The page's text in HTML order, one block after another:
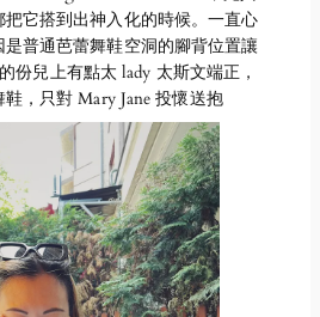
它搭到出神入化的時候。一直心
普通芭蕾舞鞋空洞的腳背位置讓
份兒上有點太 lady 太斯文端正，
，只對 Mary Jane 投懷送抱